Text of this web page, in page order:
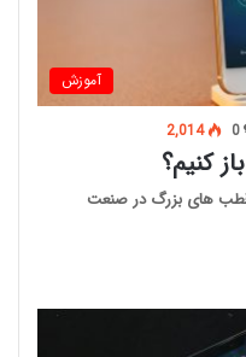
آموزش
0
2,014
کنیم؟
قطب های بزرگ در صنعت